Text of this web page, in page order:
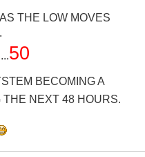
THE LOW MOVES
50
BECOMING A
NEXT 48 HOURS.